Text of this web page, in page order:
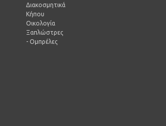
Διακοσμητικά
Κήπου
Οικολογία
Ξαπλώστρες
- Ομπρέλες